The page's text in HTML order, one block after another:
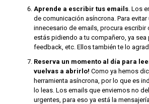
Aprende a escribir tus emails. Los
de comunicación asíncrona. Para
innecesario de emails, procura escribir
estás pidiendo a tu compañero, ya sea
feedback, etc. Ellos también te lo
Reserva un momento al día para
vuelvas a abrirlo! Como ya hemos
herramienta asíncrona, por lo que es
lo leas. Los emails que enviemos no
urgentes, para eso ya está la